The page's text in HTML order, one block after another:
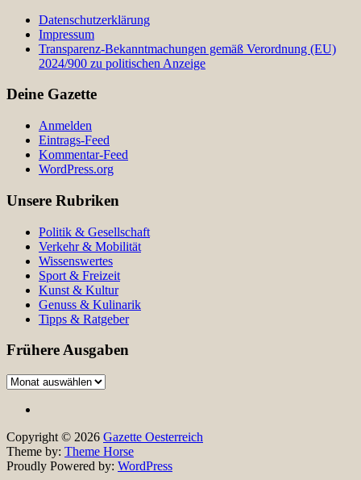
Datenschutzerklärung
Impressum
Transparenz-Bekanntmachungen gemäß Verordnung (EU)
2024/900 zu politischen Anzeige
Deine Gazette
Anmelden
Eintrags-Feed
Kommentar-Feed
WordPress.org
Unsere Rubriken
Politik & Gesellschaft
Verkehr & Mobilität
Wissenswertes
Sport & Freizeit
Kunst & Kultur
Genuss & Kulinarik
Tipps & Ratgeber
Frühere Ausgaben
Frühere
Copyright © 2026 Gazette Oesterreich
Theme by: Theme Horse
Proudly Powered by: WordPress